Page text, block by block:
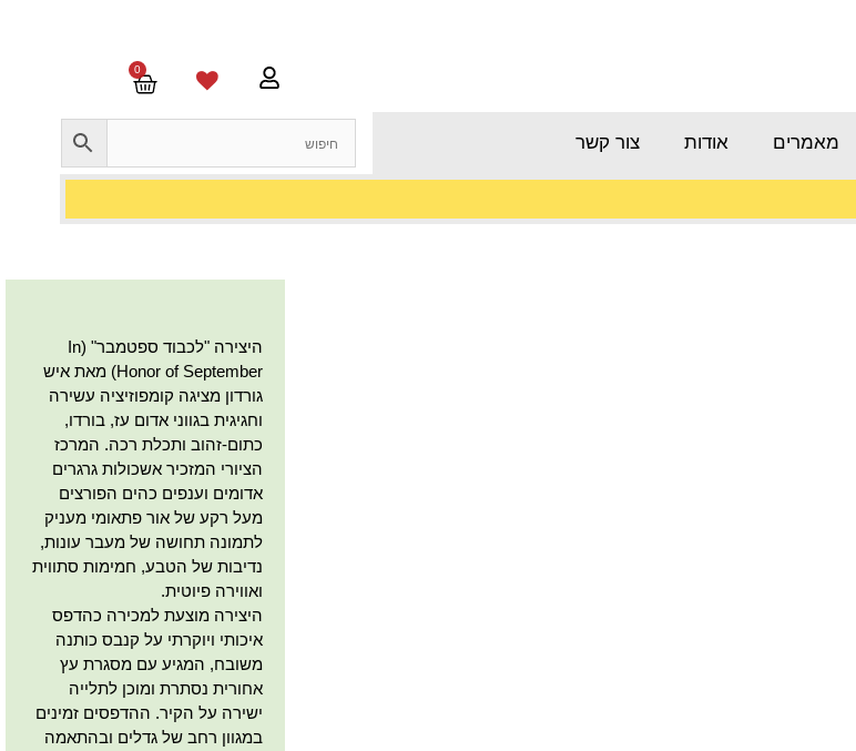
0
מאמרים אודות צור קשר
היצירה "לכבוד ספטמבר" (In
Honor of September) מאת איש
גורדון מציגה קומפוזיציה עשירה
וחגיגית בגווני אדום עז, בורדו,
כתום-זהוב ותכלת רכה. המרכז
הציורי המזכיר אשכולות גרגרים
אדומים וענפים כהים הפורצים
מעל רקע של אור פתאומי מעניק
לתמונה תחושה של מעבר עונות,
נדיבות של הטבע, חמימות סתווית
ואווירה פיוטית.
היצירה מוצעת למכירה כהדפס
איכותי ויוקרתי על קנבס כותנה
משובח, המגיע עם מסגרת עץ
אחורית נסתרת ומוכן לתלייה
ישירה על הקיר. ההדפסים זמינים
במגוון רחב של גדלים ובהתאמה